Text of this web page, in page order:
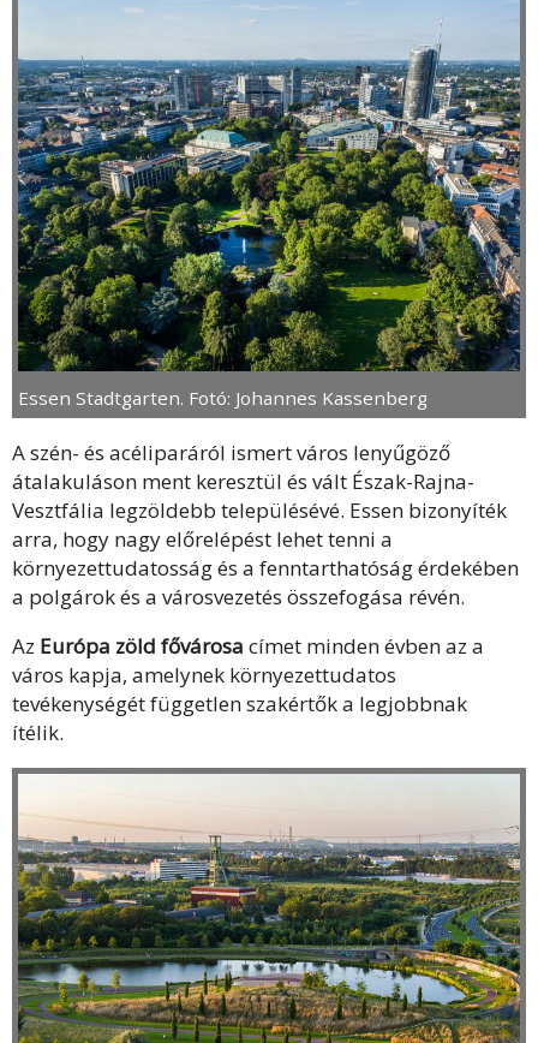
Essen Stadtgarten. Fotó: Johannes Kassenberg
A szén- és acéliparáról ismert város lenyűgöző
átalakuláson ment keresztül és vált Észak-Rajna-
Vesztfália legzöldebb településévé. Essen bizonyíték
arra, hogy nagy előrelépést lehet tenni a
környezettudatosság és a fenntarthatóság érdekében
a polgárok és a városvezetés összefogása révén.
Az Európa zöld fővárosa címet minden évben az a
város kapja, amelynek környezettudatos
tevékenységét független szakértők a legjobbnak
ítélik.